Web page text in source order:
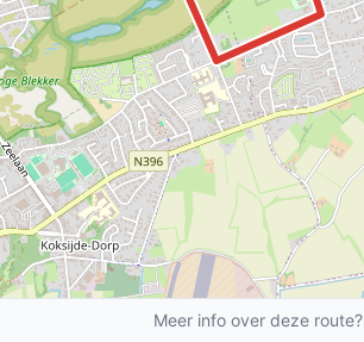
Meer info over deze route?